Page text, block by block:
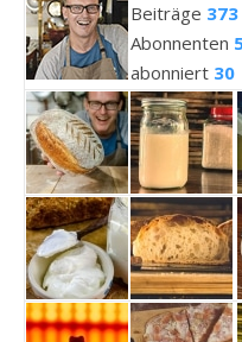
Beiträge 373
Abonnenten
abonniert 30